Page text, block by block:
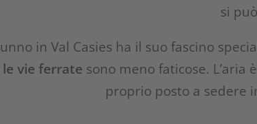
si
in Val Casies ha il suo fascino
le vie ferrate sono meno faticose.
proprio posto a sedere